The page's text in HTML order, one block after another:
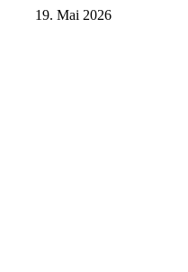
19. Mai 2026